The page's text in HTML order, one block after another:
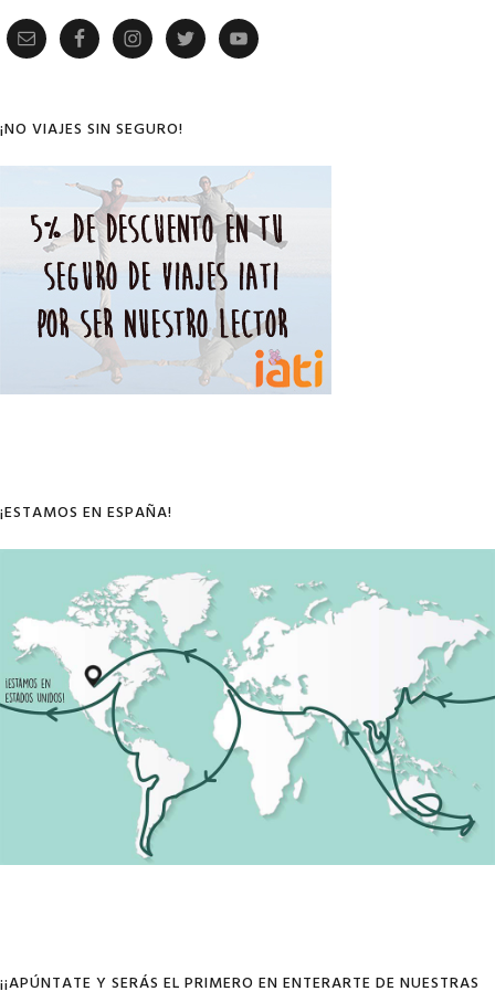
Primary
¡NO VIAJES SIN SEGURO!
¡ESTAMOS EN ESPAÑA!
¡¡APÚNTATE Y SERÁS EL PRIMERO EN ENTERARTE DE NUESTRAS